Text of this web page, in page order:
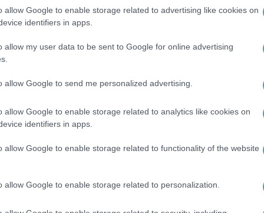
allow Google to enable storage related to advertising like cookies on
identifiers in apps.
allow my user data to be sent to Google for online advertising
allow Google to send me personalized advertising.
allow Google to enable storage related to analytics like cookies on
identifiers in apps.
allow Google to enable storage related to functionality of the website
allow Google to enable storage related to personalization.
μπορεί να εξετάσει το ενδεχόμενο διακοπής
προμήθειας χωρίς να διαθέτει ένα
και, επιπλέον, «θα ήταν δύσκολο να
που θα συνεπαγόταν μια τέτοια διακοπή».
πληρωμές για την αγορά του συστήματος
καθυστέρηση και χωρίς υπερβολικό πρόσθετο
αυτές τις πληρωμές το περασμένο
είχε γίνει «αβέβαιο», μετά την